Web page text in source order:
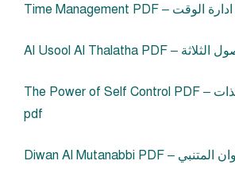
The Power of Self Control PDF – قوة التحكم في الذات
pdf